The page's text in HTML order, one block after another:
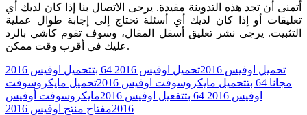
أتمنى أن تجد هذه التدوينة مفيدة. يرجى الاتصال بنا إذا كان لديك أي
تعليقات أو إذا كان لديك أي أسئلة تحتاج إلى إجابة طوال عملية
التثبيت. يرجى نشر تعليق أسفل المقال، وسوف تقوم كاشي بالرد
عليك في أقرب وقت ممكن.
Tags:
تحميل اوفيس 2016 تحميل اوفيس 2016 64 بت
تحميل اوفيس 2016
مجانا 64 بت
تحميل مايكروسوفت اوفيس 2016
تحميل مايكروسوفت
اوفيس 2016 64 بت
تفعيل اوفيس 2016
مايكروسوفت أوفيس
2016مفتاح منتج اوفيس 2016